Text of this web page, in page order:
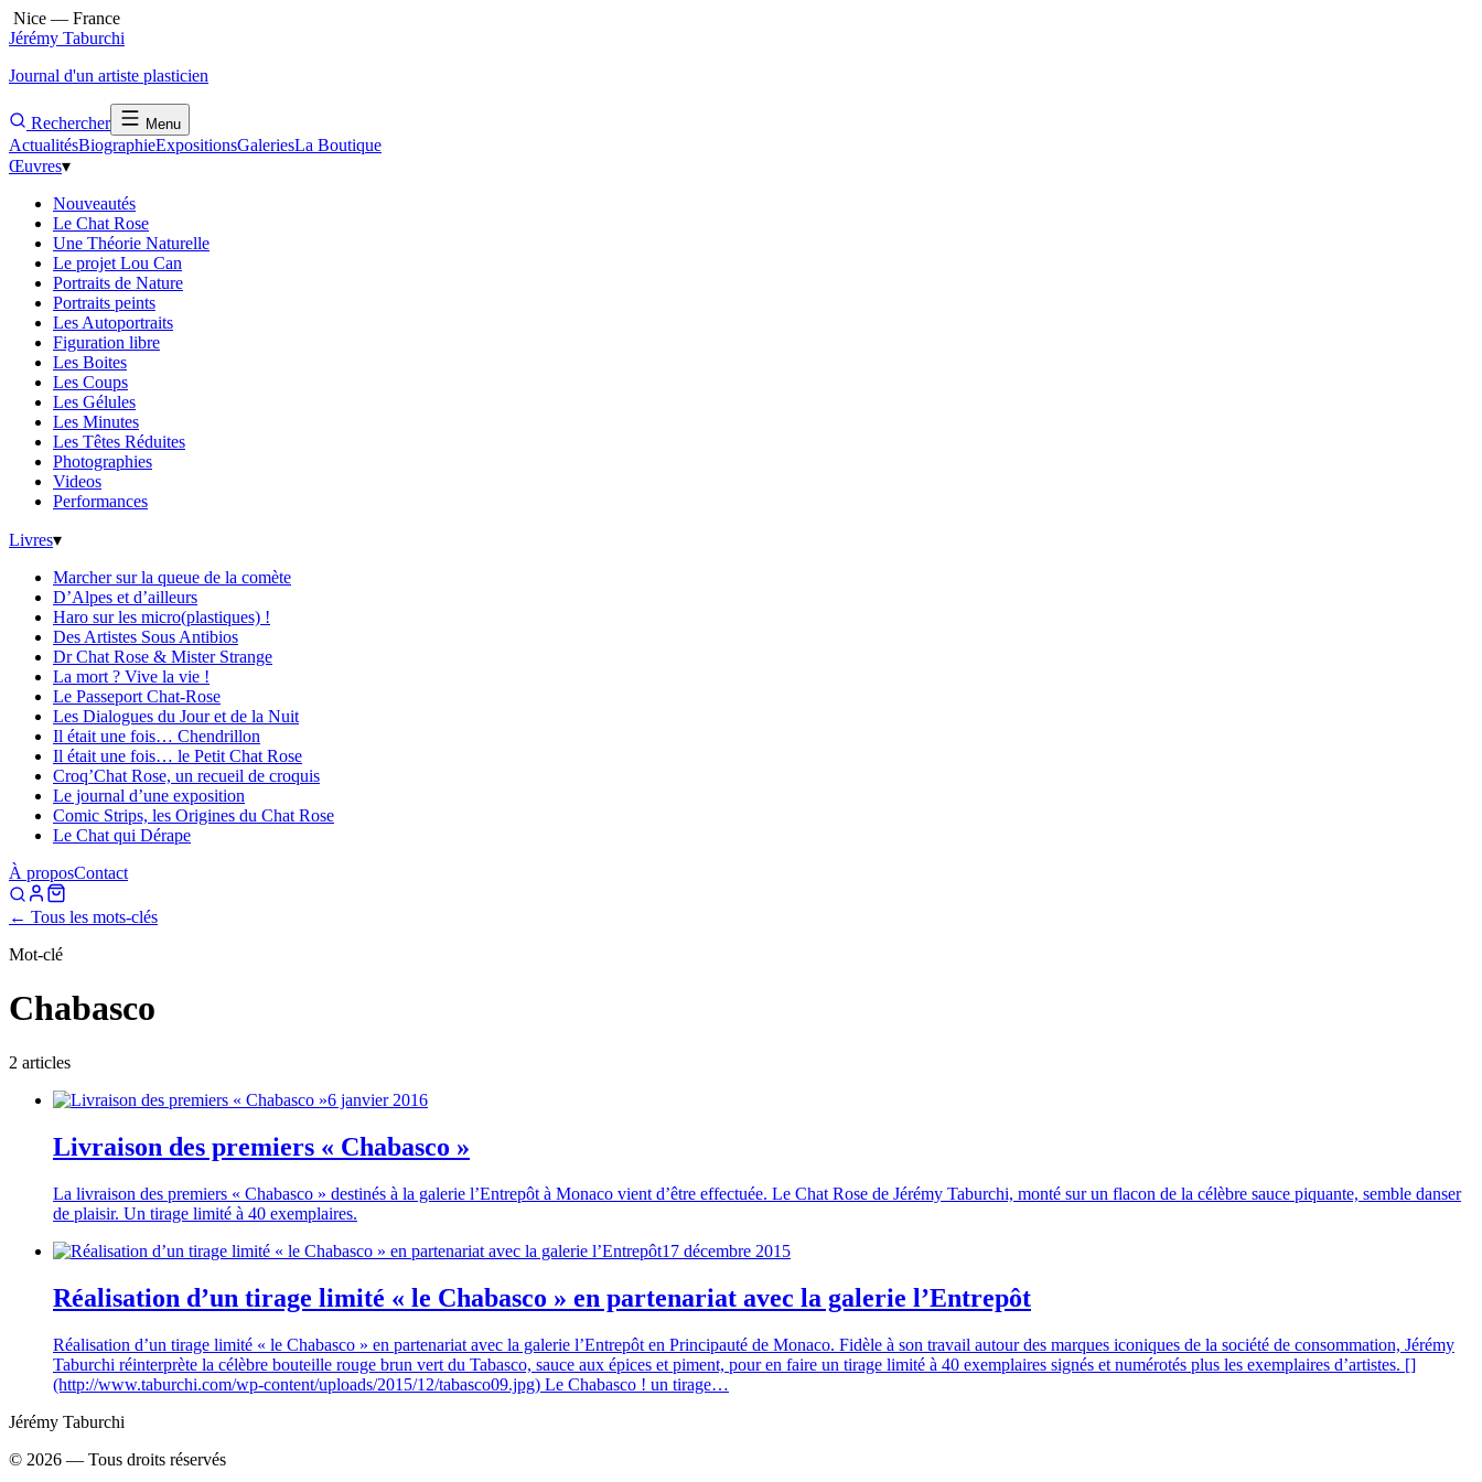
Nice — France
Jérémy Taburchi
Journal d'un artiste plasticien
Rechercher Menu
ActualitésBiographieExpositionsGaleriesLa Boutique
Œuvres▾
Nouveautés
Le Chat Rose
Une Théorie Naturelle
Le projet Lou Can
Portraits de Nature
Portraits peints
Les Autoportraits
Figuration libre
Les Boites
Les Coups
Les Gélules
Les Minutes
Les Têtes Réduites
Photographies
Videos
Performances
Livres▾
Marcher sur la queue de la comète
D’Alpes et d’ailleurs
Haro sur les micro(plastiques) !
Des Artistes Sous Antibios
Dr Chat Rose & Mister Strange
La mort ? Vive la vie !
Le Passeport Chat-Rose
Les Dialogues du Jour et de la Nuit
Il était une fois… Chendrillon
Il était une fois… le Petit Chat Rose
Croq’Chat Rose, un recueil de croquis
Le journal d’une exposition
Comic Strips, les Origines du Chat Rose
Le Chat qui Dérape
À proposContact
← Tous les mots-clés
Mot-clé
Chabasco
2 articles
6 janvier 2016
Livraison des premiers « Chabasco »
La livraison des premiers « Chabasco » destinés à la galerie l’Entrepôt à Monaco vient d’être effectuée. Le Chat Rose de Jérémy Taburchi, monté sur un flacon de la célèbre sauce piquante, semble danser
de plaisir. Un tirage limité à 40 exemplaires.
17 décembre 2015
Réalisation d’un tirage limité « le Chabasco » en partenariat avec la galerie l’Entrepôt
Réalisation d’un tirage limité « le Chabasco » en partenariat avec la galerie l’Entrepôt en Principauté de Monaco. Fidèle à son travail autour des marques iconiques de la société de consommation, Jérémy
Taburchi réinterprète la célèbre bouteille rouge brun vert du Tabasco, sauce aux épices et piment, pour en faire un tirage limité à 40 exemplaires signés et numérotés plus les exemplaires d’artistes. []
(http://www.taburchi.com/wp-content/uploads/2015/12/tabasco09.jpg) Le Chabasco ! un tirage…
Jérémy Taburchi
© 2026 — Tous droits réservés